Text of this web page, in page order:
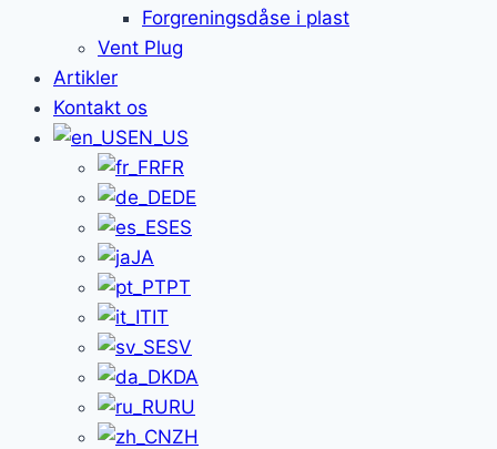
Forgreningsdåse i plast
Vent Plug
Artikler
Kontakt os
EN_US
FR
DE
ES
JA
PT
IT
SV
DA
RU
ZH